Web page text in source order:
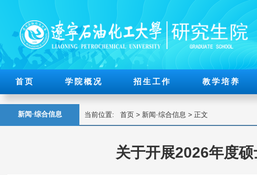
首页 学院概况 招生工作 教学培养
新闻·综合信息 当前位置: 首页 > 新闻·综合信息 > 正文
关于开展2026年度